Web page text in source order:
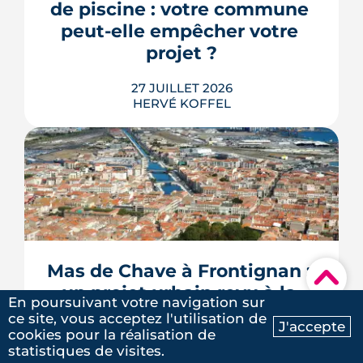
Ma recherche Contactez-nous
▾
déjà le juge consultatif des normes.
LIRE L'ARTICLE
de piscine : votre commune
peut-elle empêcher votre
projet ?
27 JUILLET 2026
HERVÉ KOFFEL
Construire une piscine sur son propre
terrain n'a rien d'un droit acquis. Entre
les règles du PLU et les arrêtés
sécheresse, plusieurs mécanismes
peuvent bloquer le bassin, ou son
remplissage.
LIRE L'ARTICLE
Mas de Chave à Frontignan :
un projet urbain revu à la
baisse et remis en
concertation
En poursuivant votre navigation sur
ce site, vous acceptez l'utilisation de
cookies pour la réalisation de
statistiques de visites.
J'accepte